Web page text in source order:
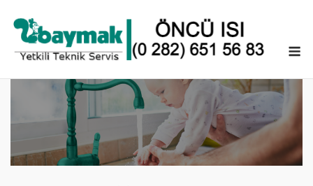
content